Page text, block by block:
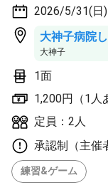
2026/5/31(日
大神子病院
大神子
1面
1,200円（1人
定員：2人
承認制（主催
練習&ゲーム